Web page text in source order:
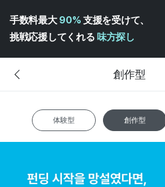
手数料最大 90% 支援を受けて、
挑戦応援してくれる 味方探し
創作型
体験型 創作型